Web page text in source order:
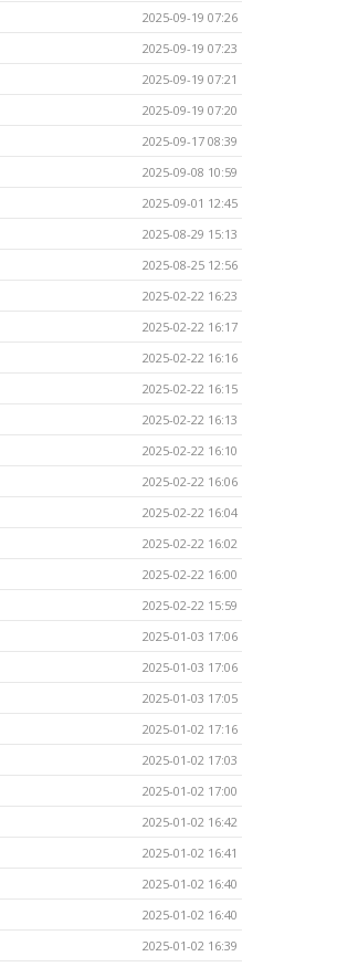
2025-09-19 07:26
2025-09-19 07:23
2025-09-19 07:21
2025-09-19 07:20
2025-09-17 08:39
2025-09-08 10:59
2025-09-01 12:45
2025-08-29 15:13
2025-08-25 12:56
2025-02-22 16:23
2025-02-22 16:17
2025-02-22 16:16
2025-02-22 16:15
2025-02-22 16:13
2025-02-22 16:10
2025-02-22 16:06
2025-02-22 16:04
2025-02-22 16:02
2025-02-22 16:00
2025-02-22 15:59
2025-01-03 17:06
2025-01-03 17:06
2025-01-03 17:05
2025-01-02 17:16
2025-01-02 17:03
2025-01-02 17:00
2025-01-02 16:42
2025-01-02 16:41
2025-01-02 16:40
2025-01-02 16:40
2025-01-02 16:39